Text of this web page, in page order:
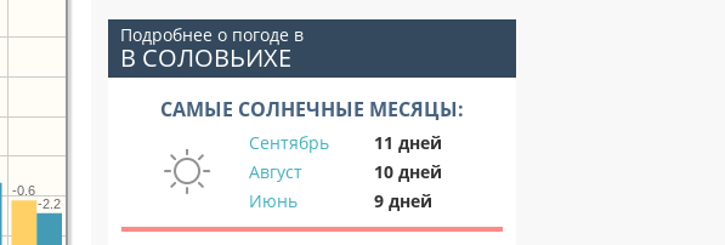
-0.6
-2.2
Подробнее о погоде в
В СОЛОВЬИХЕ
САМЫЕ СОЛНЕЧНЫЕ МЕСЯЦЫ:
Сентябрь
11 дней
Август
10 дней
Июнь
9 дней